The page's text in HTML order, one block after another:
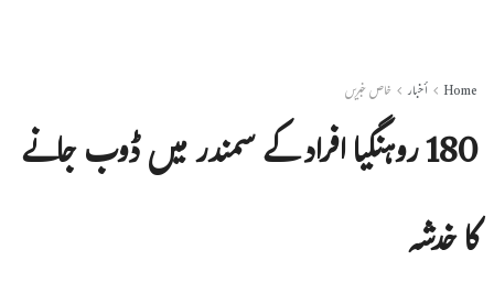
Home أخبار خاص خبریں
180 روہنگیا افراد کے سمندر میں ڈوب جانے
کا خدشہ